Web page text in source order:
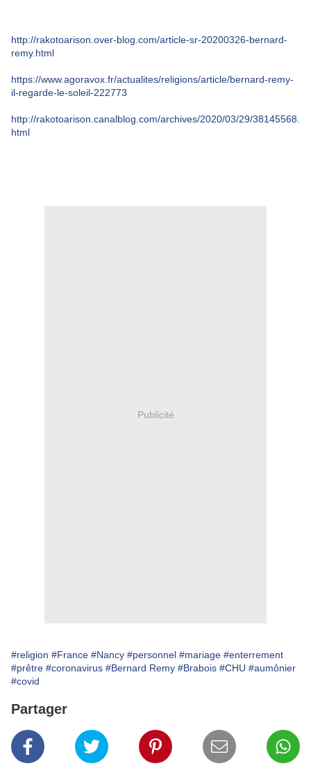
http://rakotoarison.over-blog.com/article-sr-20200326-bernard-
remy.html
https://www.agoravox.fr/actualites/religions/article/bernard-remy-
il-regarde-le-soleil-222773
http://rakotoarison.canalblog.com/archives/2020/03/29/38145568.
html
Publicité
#religion #France #Nancy #personnel #mariage #enterrement
#prêtre #coronavirus #Bernard Remy #Brabois #CHU #aumônier
#covid
Partager